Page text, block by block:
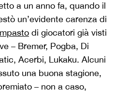
a un anno fa, quando il
un’evidente carenza di
di giocatori già visti
– Bremer, Pogba, Di
Acerbi, Lukaku. Alcuni
una buona stagione,
– non a caso,